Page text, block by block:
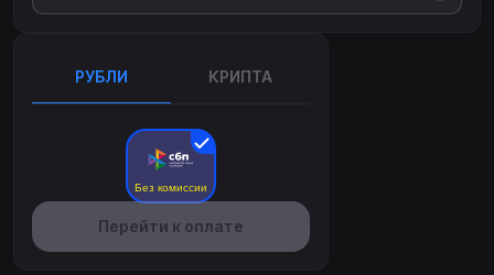
РУБЛИ КРИПТА
Без комиссии
Перейти к оплате